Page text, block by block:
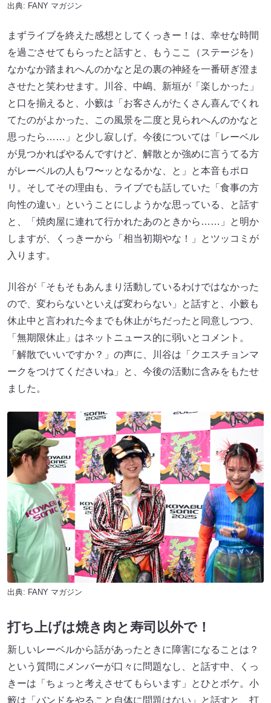
出典: FANY マガジン
まずライブを終えた感想としてくっきー！は、幸せな時間
を過ごさせてもらったと話すと、もうここ（ステージを）
なかなか踏まれへんのかなと足の裏の神経を一番研ぎ澄ま
させたと笑わせます。川谷、中嶋、新垣が「楽しかった」
と口を揃えると、小籔は「お客さんがたくさん喜んでくれ
てたのがよかった、この風景を二度と見られへんのかなと
思ったら……」と少し寂しげ。今後については「レーベル
が見つかればやるんですけど、解散とか強めに言うてる方
がレーベルの人もワ〜ッとなるかな、と」と本音もポロ
リ。そしてその理由も、ライブでも話していた「食事の方
向性の違い」ということにしようかな思っている、と話す
と、「焼肉屋に連れて行かれたあのときから……」と明か
しますが、くっきーから「相当初期やな！」とツッコミが
入ります。
川谷が「そもそもあんまり活動しているわけではなかった
ので、変わらないといえば変わらない」と話すと、小籔も
休止中と言われた今までも休止がちだったと同意しつつ、
「無期限休止」はネットニュース的に弱いとコメント。
「解散でいいですか？」の声に、川谷は「クエスチョンマ
ークをつけてくださいね」と、今後の活動に含みをもたせ
ました。
出典: FANY マガジン
打ち上げは焼き肉と寿司以外で！
新しいレーベルから話があったときに障害になることは？
という質問にメンバーが口々に問題なし、と話す中、くっ
きーは「ちょっと考えさせてもらいます」とひとボケ。小
籔は「バンドをやること自体に問題はない」と話すと、打